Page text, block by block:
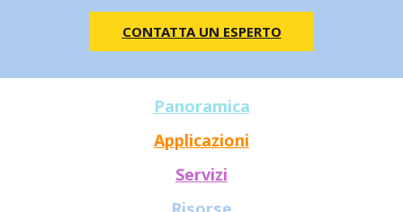
CONTATTA UN ESPERTO
Panoramica
Applicazioni
Servizi